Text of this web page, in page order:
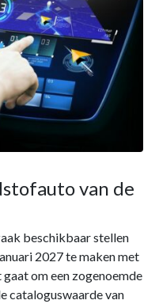
van de
beschikbaar stellen
2027 te maken met
om een zogenoemde
cataloguswaarde van